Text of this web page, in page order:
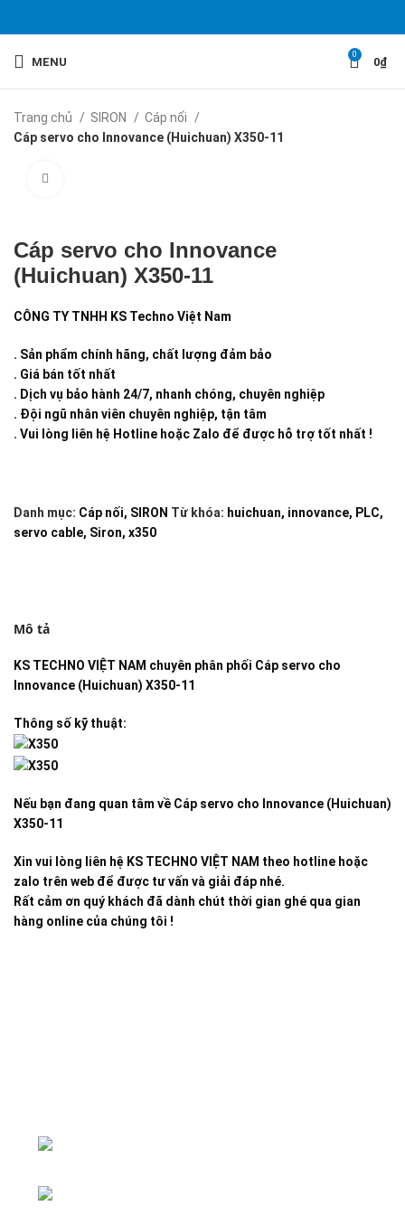
MENU
0
0₫
Trang chủ SIRON
Cáp nối
Cáp servo cho Innovance (Huichuan) X350-11
Cáp servo cho Innovance
(Huichuan) X350-11
CÔNG TY TNHH KS Techno Việt Nam
. Sản phẩm chính hãng, chất lượng đảm bảo
. Giá bán tốt nhất
. Dịch vụ bảo hành 24/7, nhanh chóng, chuyên nghiệp
. Đội ngũ nhân viên chuyên nghiệp, tận tâm
. Vui lòng liên hệ Hotline hoặc Zalo để được hỗ trợ tốt nhất !
Danh mục: Cáp nối, SIRON Từ khóa: huichuan, innovance, PLC,
servo cable, Siron, x350
Mô tả
KS TECHNO VIỆT NAM chuyên phân phối Cáp servo cho
Innovance (Huichuan) X350-11
Thông số kỹ thuật:
Nếu bạn đang quan tâm về Cáp servo cho Innovance (Huichuan)
X350-11
Xin vui lòng liên hệ KS TECHNO VIỆT NAM theo hotline hoặc
zalo trên web để được tư vấn và giải đáp nhé.
Rất cảm ơn quý khách đã dành chút thời gian ghé qua gian
hàng online của chúng tôi !